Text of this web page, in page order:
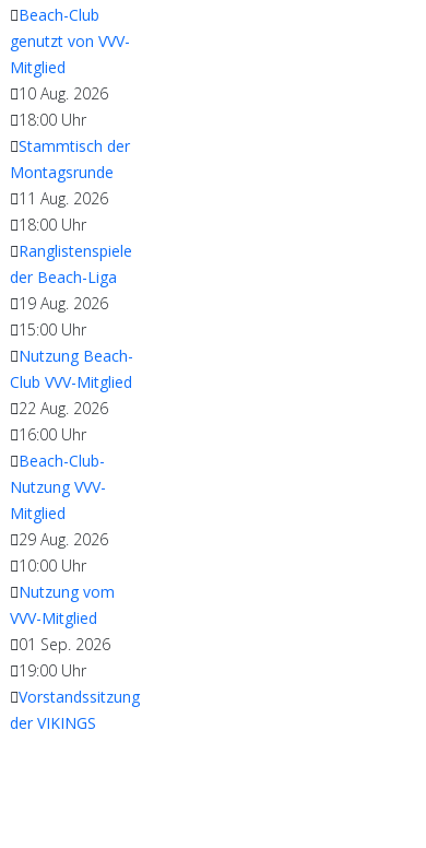
Beach-Club
genutzt von VVV-
Mitglied
10 Aug. 2026
18:00 Uhr
Stammtisch der
Montagsrunde
11 Aug. 2026
18:00 Uhr
Ranglistenspiele
der Beach-Liga
19 Aug. 2026
15:00 Uhr
Nutzung Beach-
Club VVV-Mitglied
22 Aug. 2026
16:00 Uhr
Beach-Club-
Nutzung VVV-
Mitglied
29 Aug. 2026
10:00 Uhr
Nutzung vom
VVV-Mitglied
01 Sep. 2026
19:00 Uhr
Vorstandssitzung
der VIKINGS